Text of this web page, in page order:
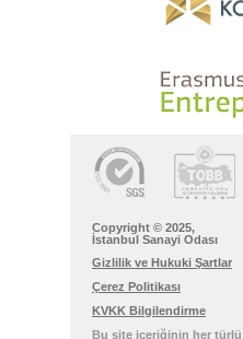
Copyright © 2025,
İstanbul Sanayi Odası
Gizlilik ve Hukuki Şartlar
Çerez Politikası
KVKK Bilgilendirme
Bu site içeriğinin her türlü